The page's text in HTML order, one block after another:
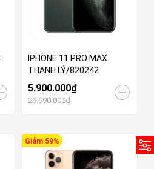
IPHONE 11 PRO MAX
THANH LÝ/820242
5.900.000₫
29.990.000₫
Giảm 59%